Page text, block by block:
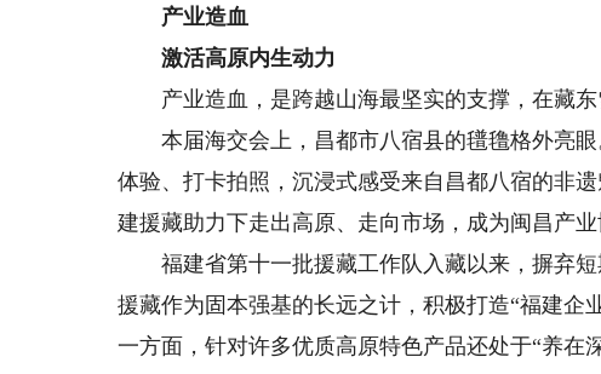
产业造血
激活高原内生动力
产业造血，是跨越山海最坚实的支撑，在藏东
本届海交会上，昌都市八宿县的氆氇格外亮眼
体验、打卡拍照，沉浸式感受来自昌都八宿的非
建援藏助力下走出高原、走向市场，成为闽昌产
福建省第十一批援藏工作队入藏以来，摒弃短
援藏作为固本强基的长远之计，积极打造“福建企
一方面，针对许多优质高原特色产品还处于“养在